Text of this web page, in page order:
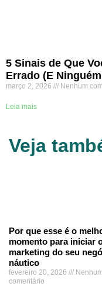
5 Sinais de Que
Errado (E
março 2, 2026 Nenhum
Leia mais
Veja
Por que esse é o
momento para iniciar
marketing do seu
náutico
fevereiro 20, 2026
Nenhum
comentário